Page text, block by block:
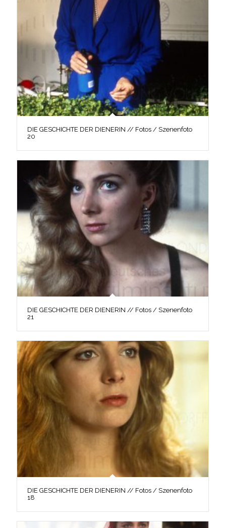
DIE GESCHICHTE DER DIENERIN // Fotos / Szenenfoto
20
DIE GESCHICHTE DER DIENERIN // Fotos / Szenenfoto
21
DIE GESCHICHTE DER DIENERIN // Fotos / Szenenfoto
18